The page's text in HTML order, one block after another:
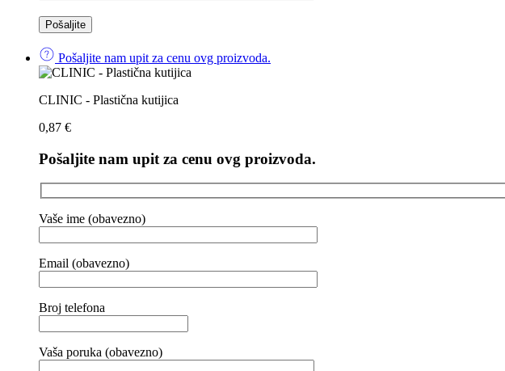
Pošaljite nam upit za cenu ovg proizvoda.
CLINIC - Plastična kutijica
0,87 €
Pošaljite nam upit za cenu ovg proizvoda.
Vaše ime (obavezno)
Email (obavezno)
Broj telefona
Vaša poruka (obavezno)